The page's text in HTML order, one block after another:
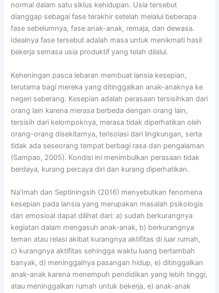
normal dalam satu siklus kehidupan. Usia tersebut
dianggap sebagai fase terakhir setelah melalui beberapa
fase sebelumnya, fase anak-anak, remaja, dan dewasa.
Idealnya fase tersebut adalah masa untuk menikmati hasil
bekerja semasa usia produktif yang telah dilalui.
Keheningan pasca lebaran membuat lansia kesepian,
terutama bagi mereka yang ditinggalkan anak-anaknya ke
negeri seberang. Kesepian adalah perasaan tersisihkan dari
orang lain karena merasa berbeda dengan orang lain,
tersisih dari kelompoknya, merasa tidak diperhatikan oleh
orang-orang disekitarnya, terisolasi dari lingkungan, serta
tidak ada seseorang tempat berbagi rasa dan pengalaman
(Sampao, 2005). Kondisi ini menimbulkan perasaan tidak
berdaya, kurang percaya diri dan kurang diperhatikan.
Na’Imah dan Septiningsih (2016) menyebutkan fenomena
kesepian pada lansia yang merupakan masalah psikologis
dan emosioal dapat dilihat dari: a) sudah berkurangnya
kegiatan dalam mengasuh anak-anak, b) berkurangnya
teman atau relasi akibat kurangnya aktifitas di luar rumah,
c) kurangnya aktifitas sehingga waktu luang bertambah
banyak, d) meninggalnya pasangan hidup, e) ditinggalkan
anak-anak karena menempuh pendidikan yang lebih tinggi,
atau meninggalkan rumah untuk bekerja, e) anak-anak